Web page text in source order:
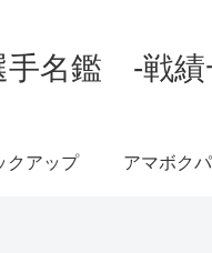
手名鑑 -戦績
クアップ アマボク